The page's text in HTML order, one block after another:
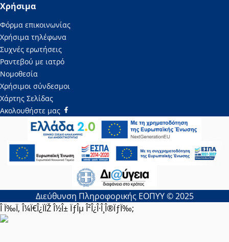
Χρήσιμα
Φόρμα επικοινωνίας
Χρήσιμα τηλέφωνα
Συχνές ερωτήσεις
Ραντεβού με ιατρό
Νομοθεσία
Χρήσιμοι σύνδεσμοι
Χάρτης Σελίδας
Ακολουθήστε μας
Διεύθυνση Πληροφορικής ΕΟΠΥΥ © 2025
Î Ï‰Ï‚ Î¼Ï€Î¿ÏÏŽ Î½Î± ÏƒÎµ Î²Î¿Î·Î¸Î®ÏƒÏ‰;